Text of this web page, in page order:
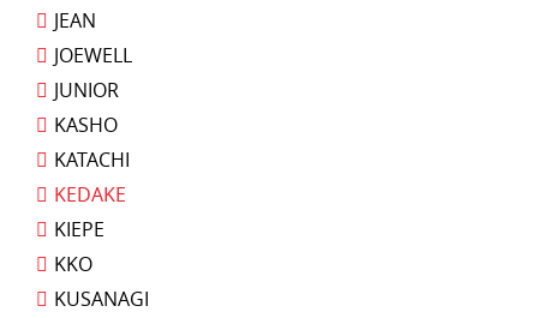
JEAN
JOEWELL
JUNIOR
KASHO
KATACHI
KEDAKE
KIEPE
KKO
KUSANAGI